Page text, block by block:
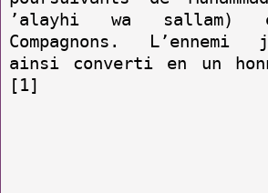
’alayhi wa
Compagnons.
ainsi converti en un
[1]